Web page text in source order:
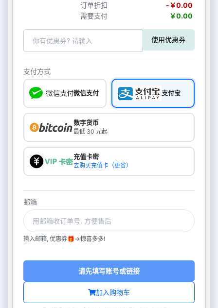
订单折扣
-￥0.00
需要支付
￥0.00
使用优惠券
支付方式
微信支付 支付宝
数字货币
最低 30 元起
充值卡密
去购买充值卡（更省）
邮箱
输入邮箱, 优惠券🎁->惊喜多多!
加入购物车
请先填写账号或链接